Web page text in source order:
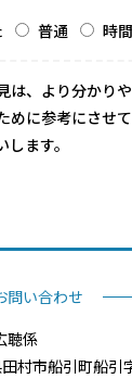
普通 時
は、より分かり
めに参考にさせ
ます。
問い合わせ
聴係
村市船引町船